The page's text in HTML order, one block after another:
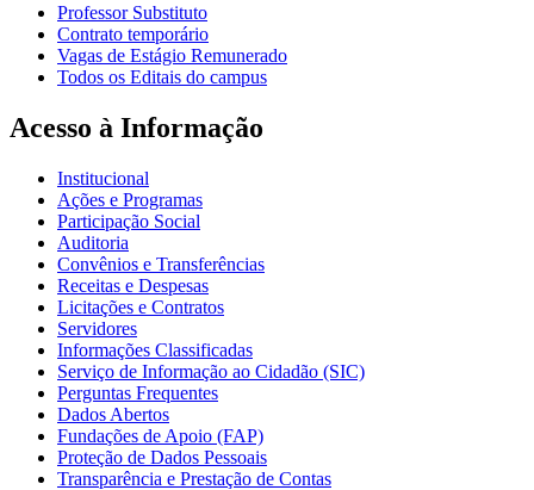
Professor Substituto
Contrato temporário
Vagas de Estágio Remunerado
Todos os Editais do campus
Acesso à Informação
Institucional
Ações e Programas
Participação Social
Auditoria
Convênios e Transferências
Receitas e Despesas
Licitações e Contratos
Servidores
Informações Classificadas
Serviço de Informação ao Cidadão (SIC)
Perguntas Frequentes
Dados Abertos
Fundações de Apoio (FAP)
Proteção de Dados Pessoais
Transparência e Prestação de Contas